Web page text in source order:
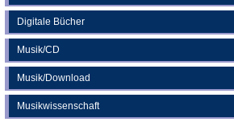
Digitale Bücher
Musik/CD
Musik/Download
Musikwissenschaft